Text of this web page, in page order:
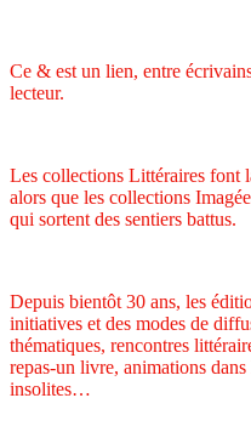
Ce & est un lien, entre
lecteur.
Les collections Littéraires font
alors que les collections
qui sortent des sentiers battus.
Depuis bientôt 30 ans, les
initiatives et des modes de
thématiques, rencontres
repas-un livre, animations
insolites…